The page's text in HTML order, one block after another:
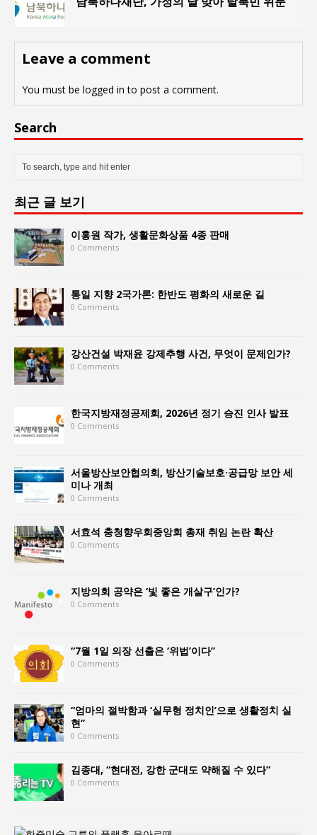
Leave a comment
You must be logged in to post a comment.
Search
최근 글 보기
이홍원 작가, 생활문화상품 4종 판매
0 Comments
통일 지향 2국가론: 한반도 평화의 새로운 길
0 Comments
강산건설 박재윤 강제추행 사건, 무엇이 문제인가?
0 Comments
한국지방재정공제회, 2026년 정기 승진 인사 발표
0 Comments
서울방산보안협의회, 방산기술보호·공급망 보안 세
미나 개최
0 Comments
서효석 충청향우회중앙회 총재 취임 논란 확산
0 Comments
지방의회 공약은 ‘빛 좋은 개살구’인가?
0 Comments
“7월 1일 의장 선출은 ‘위법’이다”
0 Comments
“엄마의 절박함과 ‘실무형 정치인’으로 생활정치 실
현”
0 Comments
김종대, “현대전, 강한 군대도 약해질 수 있다”
0 Comments